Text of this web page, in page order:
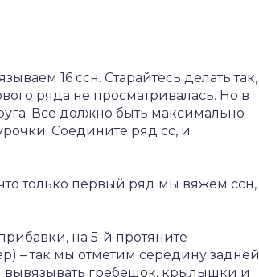
16 ссн. Старайтесь делать так,
ряда не просматривалась. Но в
Все должно быть максимально
Соедините ряд сс, и
только первый ряд мы вяжем ссн,
на 5-й протяните
– так мы отметим середину задней
вывязывать гребешок, крылышки и